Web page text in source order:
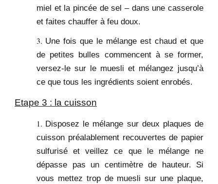
miel et la pincée de sel – dans une casserole
et faites chauffer à feu doux.
Une fois que le mélange est chaud et que
de petites bulles commencent à se former,
versez-le sur le muesli et mélangez jusqu’à
ce que tous les ingrédients soient enrobés.
Etape 3 : la cuisson
Disposez le mélange sur deux plaques de
cuisson préalablement recouvertes de papier
sulfurisé et veillez ce que le mélange ne
dépasse pas un centimètre de hauteur. Si
vous mettez trop de muesli sur une plaque,